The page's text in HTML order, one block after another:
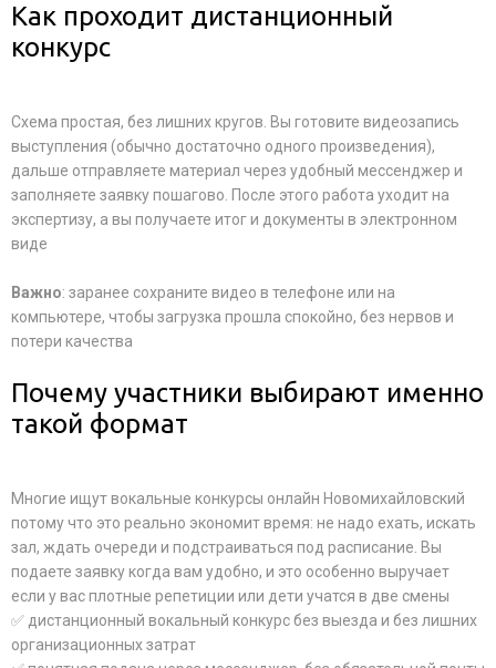
Как проходит дистанционный
конкурс
Схема простая, без лишних кругов. Вы готовите видеозапись
выступления (обычно достаточно одного произведения),
дальше отправляете материал через удобный мессенджер и
заполняете заявку пошагово. После этого работа уходит на
экспертизу, а вы получаете итог и документы в электронном
виде
Важно: заранее сохраните видео в телефоне или на
компьютере, чтобы загрузка прошла спокойно, без нервов и
потери качества
Почему участники выбирают именно
такой формат
Многие ищут вокальные конкурсы онлайн Новомихайловский
потому что это реально экономит время: не надо ехать, искать
зал, ждать очереди и подстраиваться под расписание. Вы
подаете заявку когда вам удобно, и это особенно выручает
если у вас плотные репетиции или дети учатся в две смены
✅ дистанционный вокальный конкурс без выезда и без лишних
организационных затрат